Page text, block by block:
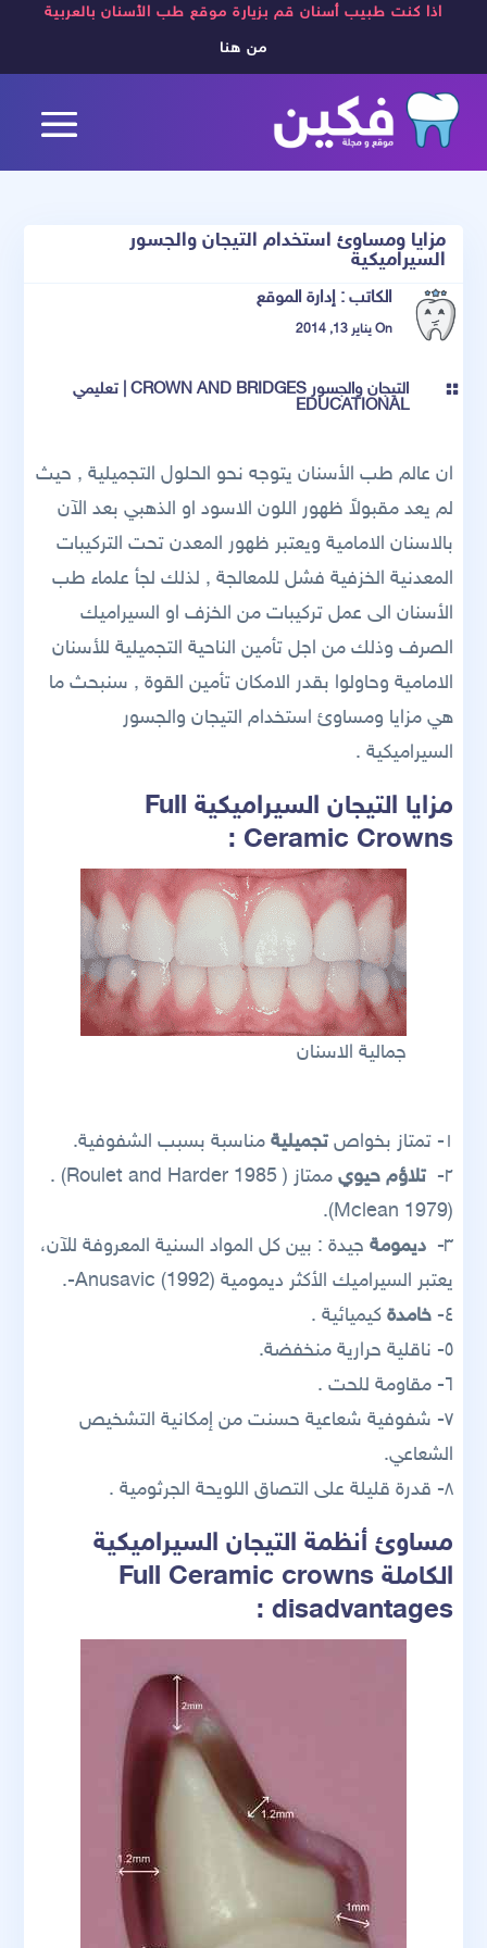
اذا كنت طبيب أسنان قم بزيارة موقع طب الأسنان بالعربية
من هنا
مزايا ومساوئ استخدام التيجان والجسور
السيراميكية
الكاتب :إدارة الموقع
On يناير 13, 2014
 التيجان والجسور CROWN AND BRIDGES |تعليمي
EDUCATIONAL
ان عالم طب الأسنان يتوجه نحو الحلول التجميلية , حيث
لم يعد مقبولاً ظهور اللون الاسود او الذهبي بعد الآن
بالاسنان الامامية ويعتبر ظهور المعدن تحت التركيبات
المعدنية الخزفية فشل للمعالجة , لذلك لجأ علماء طب
الأسنان الى عمل تركيبات من الخزف او السيراميك
الصرف وذلك من اجل تأمين الناحية التجميلية للأسنان
الامامية وحاولوا بقدر الامكان تأمين القوة , سنبحث ما
هي مزايا ومساوئ استخدام التيجان والجسور
السيراميكية .
مزايا التيجان السيراميكية Full
Ceramic Crowns :
جمالية الاسنان
١- تمتاز بخواص تجميلية مناسبة بسبب الشفوفية.
٢-
تلاؤم حيوي
ممتاز ( 1985 Roulet and Harder) .
(Mclean 1979).
٣-
ديمومة جيدة : بين كل المواد السنية المعروفة للآن،
يعتبر السيراميك الأكثر ديمومية (Anusavic (1992-.
٤-
خامدة كيميائية .
٥- ناقلية حرارية منخفضة.
٦- مقاومة للحت .
٧- شفوفية شعاعية حسنت من إمكانية التشخيص
الشعاعي.
٨- قدرة قليلة على التصاق اللويحة الجرثومية .
مساوئ أنظمة التيجان السيراميكية
الكاملة Full Ceramic crowns
disadvantages :